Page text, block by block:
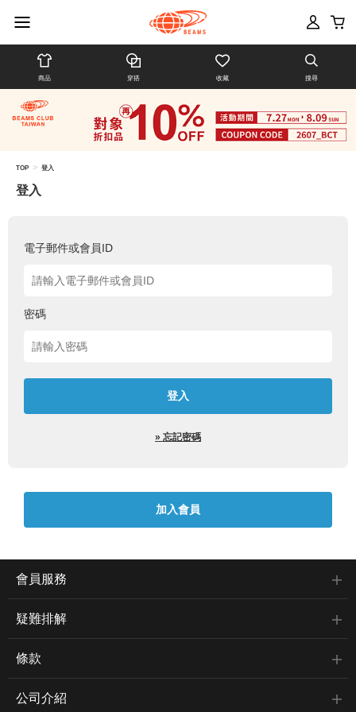
商品 穿搭 收藏 搜尋
TOP > 登入
登入
電子郵件或會員ID
密碼
» 忘記密碼
會員服務
疑難排解
條款
公司介紹